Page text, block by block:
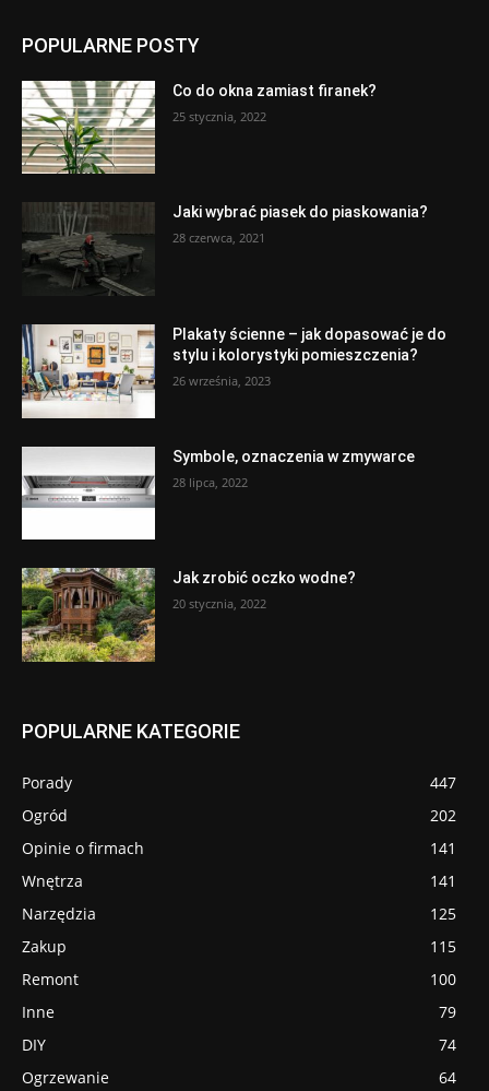
POPULARNE POSTY
Co do okna zamiast firanek?
25 stycznia, 2022
Jaki wybrać piasek do piaskowania?
28 czerwca, 2021
Plakaty ścienne – jak dopasować je do
stylu i kolorystyki pomieszczenia?
26 września, 2023
Symbole, oznaczenia w zmywarce
28 lipca, 2022
Jak zrobić oczko wodne?
20 stycznia, 2022
POPULARNE KATEGORIE
Porady
447
Ogród
202
Opinie o firmach
141
Wnętrza
141
Narzędzia
125
Zakup
115
Remont
100
Inne
79
DIY
74
Ogrzewanie
64